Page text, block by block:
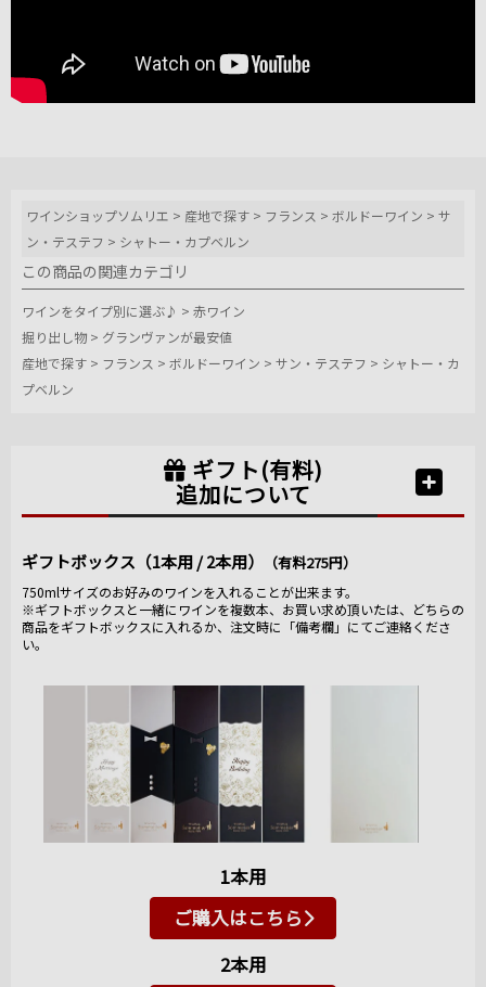
ワインショップソムリエ > 産地で探す > フランス >ボルドーワイン >サ
ン・テステフ > シャトー・カプベルン
この商品の関連カテゴリ
ワインをタイプ別に選ぶ♪ > 赤ワイン
掘り出し物 > グランヴァンが最安値
産地で探す > フランス > ボルドーワイン > サン・テステフ > シャトー・カ
プベルン
ギフト(有料)
追加について
ギフトボックス（1本用 / 2本用） （有料275円）
750mlサイズのお好みのワインを入れることが出来ます。
※ギフトボックスと一緒にワインを複数本、お買い求め頂いたは、どちらの
商品をギフトボックスに入れるか、注文時に「備考欄」にてご連絡くださ
い。
1本用
ご購入はこちら
2本用